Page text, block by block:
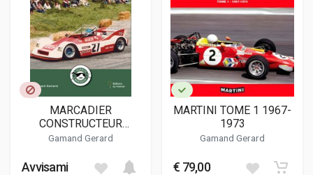
MARCADIER
CONSTRUCTEUR
D'AUTOMOBILES EN KITS
Gamand Gerard
Avvisami
MARTINI TOME 1 1967-
1973
Gamand Gerard
€ 79,00